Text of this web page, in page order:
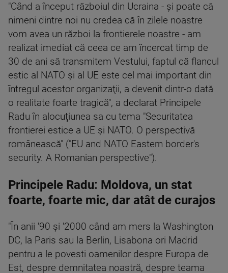
"Când a început războiul din Ucraina - şi poate că
nimeni dintre noi nu credea că în zilele noastre
vom avea un război la frontierele noastre - am
realizat imediat că ceea ce am încercat timp de
30 de ani să transmitem Vestului, faptul că flancul
estic al NATO şi al UE este cel mai important din
întregul acestor organizaţii, a devenit dintr-o dată
o realitate foarte tragică", a declarat Principele
Radu în alocuţiunea sa cu tema "Securitatea
frontierei estice a UE şi NATO. O perspectivă
românească" ("EU and NATO Eastern border's
security. A Romanian perspective").
Principele Radu: Moldova, un stat
foarte, foarte mic, dar atât de curajos
"În anii '90 şi '2000 când am mers la Washington
DC, la Paris sau la Berlin, Lisabona ori Madrid
pentru a le povesti oamenilor despre Europa de
Est, despre demnitatea noastră, despre teama